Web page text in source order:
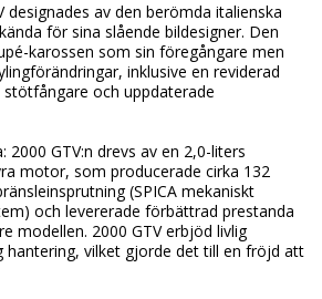
designades av den berömda italienska
för sina slående bildesigner. Den
karossen som sin föregångare men
inklusive en reviderad
och uppdaterade
GTV:n drevs av en 2,0-liters
motor, som producerade cirka 132
(SPICA mekaniskt
och levererade förbättrad prestanda
modellen. 2000 GTV erbjöd livlig
hantering, vilket gjorde det till en fröjd att